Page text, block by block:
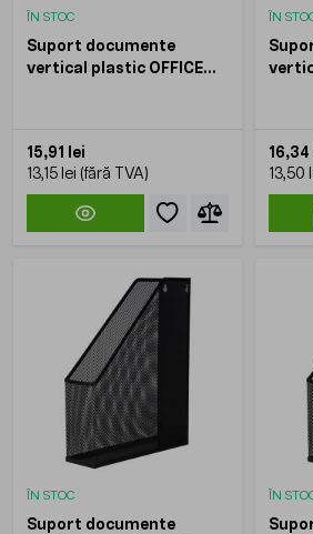
ÎN STOC
Suport documente
vertical plastic OFFICE
15,91 lei
13,15 lei
ÎN
16,34
13,50
ÎN STOC
Suport documente
ÎN